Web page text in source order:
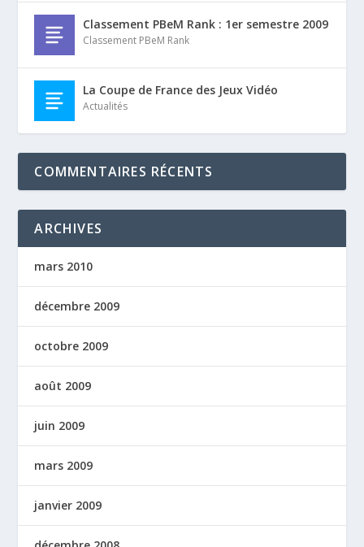
Classement PBeM Rank : 1er semestre 2009
Classement PBeM Rank
La Coupe de France des Jeux Vidéo
Actualités
COMMENTAIRES RÉCENTS
ARCHIVES
mars 2010
décembre 2009
octobre 2009
août 2009
juin 2009
mars 2009
janvier 2009